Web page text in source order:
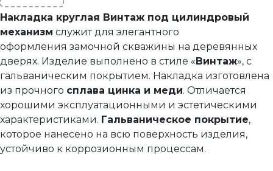
Накладка на цилиндр Винтаж
Накладка на цилиндр Винтаж Антик
Фурнитура для финских дверей
Механизмы для раздвижных и складных дверей
Прочее (доводчики, ограничители)
Накладка круглая Винтаж под цилиндровый
механизм служит для элегантного
оформления замочной скважины на деревянных
дверях. Изделие выполнено в стиле «Винтаж», с
гальваническим покрытием. Накладка изготовлена
из прочного сплава цинка и меди. Отличается
хорошими эксплуатационными и эстетическими
характеристиками. Гальваническое покрытие,
которое нанесено на всю поверхность изделия,
устойчиво к коррозионным процессам.